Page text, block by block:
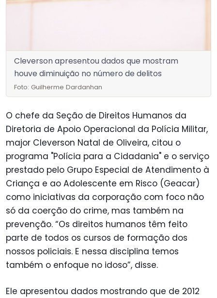
Cleverson apresentou dados que mostram
houve diminuição no número de delitos
Foto: Guilherme Dardanhan
O chefe da Seção de Direitos Humanos da
Diretoria de Apoio Operacional da Polícia Militar,
major Cleverson Natal de Oliveira, citou o
programa "Polícia para a Cidadania" e o serviço
prestado pelo Grupo Especial de Atendimento à
Criança e ao Adolescente em Risco (Geacar)
como iniciativas da corporação com foco não
só da coerção do crime, mas também na
prevenção. “Os direitos humanos têm feito
parte de todos os cursos de formação dos
nossos policiais. E nessa disciplina temos
também o enfoque no idoso”, disse.
Ele apresentou dados mostrando que de 2012